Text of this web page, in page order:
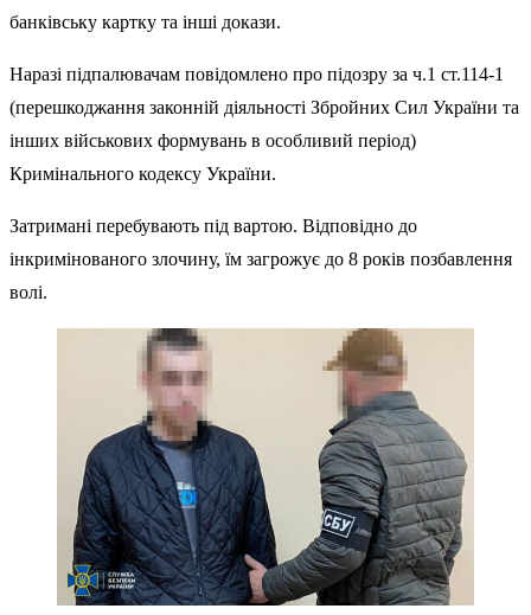
банківську картку та інші докази.
Наразі підпалювачам повідомлено про підозру за ч.1 ст.114-1
(перешкоджання законній діяльності Збройних Сил України та
інших військових формувань в особливий період)
Кримінального кодексу України.
Затримані перебувають під вартою. Відповідно до
інкримінованого злочину, їм загрожує до 8 років позбавлення
волі.